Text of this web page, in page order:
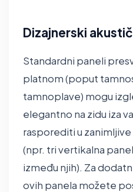
Dizajnerski
Standardni paneli
platnom (poput
tamnoplave) mogu
elegantno na zidu iza
rasporediti u
(npr. tri vertikalna
između njih). Za
ovih panela možete